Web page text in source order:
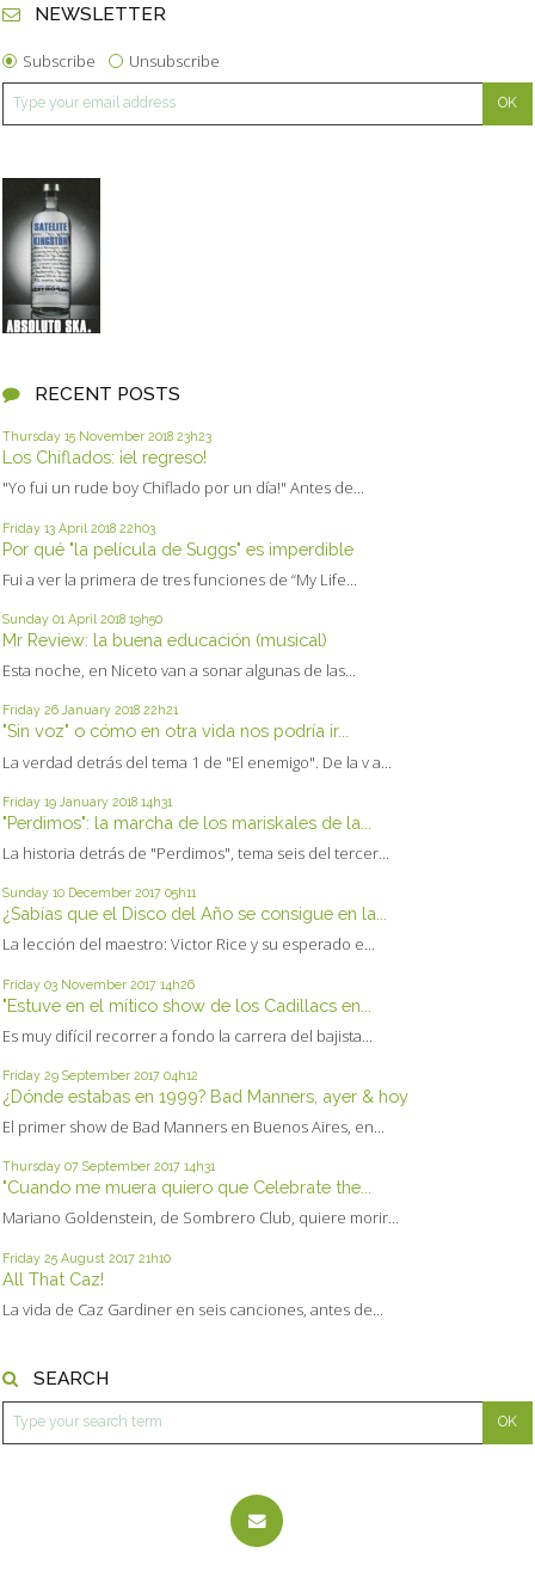
NEWSLETTER
Subscribe Unsubscribe
RECENT POSTS
Thursday 15 November 2018 23h23
Los Chiflados: ¡el regreso!
"Yo fui un rude boy Chiflado por un día!" Antes de...
Friday 13 April 2018 22h03
Por qué "la película de Suggs" es imperdible
Fui a ver la primera de tres funciones de “My Life...
Sunday 01 April 2018 19h50
Mr Review: la buena educación (musical)
Esta noche, en Niceto van a sonar algunas de las...
Friday 26 January 2018 22h21
"Sin voz" o cómo en otra vida nos podría ir...
La verdad detrás del tema 1 de "El enemigo". De la v a...
Friday 19 January 2018 14h31
"Perdimos": la marcha de los mariskales de la...
La historia detrás de "Perdimos", tema seis del tercer...
Sunday 10 December 2017 05h11
¿Sabías que el Disco del Año se consigue en la...
La lección del maestro: Victor Rice y su esperado e...
Friday 03 November 2017 14h26
"Estuve en el mítico show de los Cadillacs en...
Es muy difícil recorrer a fondo la carrera del bajista...
Friday 29 September 2017 04h12
¿Dónde estabas en 1999? Bad Manners, ayer & hoy
El primer show de Bad Manners en Buenos Aires, en...
Thursday 07 September 2017 14h31
"Cuando me muera quiero que Celebrate the...
Mariano Goldenstein, de Sombrero Club, quiere morir...
Friday 25 August 2017 21h10
All That Caz!
La vida de Caz Gardiner en seis canciones, antes de...
SEARCH